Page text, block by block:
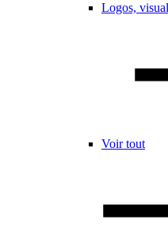
Logos,
Voir tout